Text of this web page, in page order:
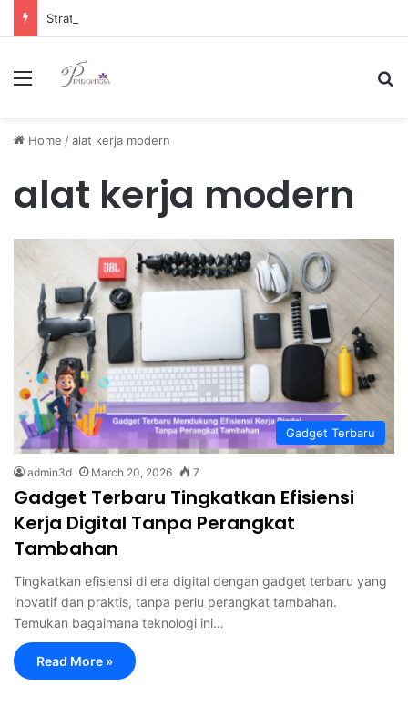
Menu
Home /alat kerja modern
alat kerja modern
Gadget Terbaru
admin3d March 20, 2026 7
Gadget Terbaru Tingkatkan Efisiensi
Kerja Digital Tanpa Perangkat
Tambahan
Tingkatkan efisiensi di era digital dengan gadget terbaru yang
inovatif dan praktis, tanpa perlu perangkat tambahan.
Temukan bagaimana teknologi ini…
Read More »